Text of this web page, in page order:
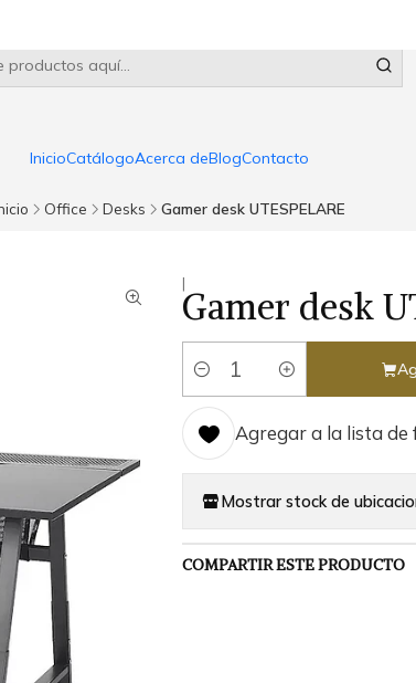
InicioCatálogoAcerca deBlogContacto
Office Desks Gamer desk UTESPELARE
|
Gamer desk
Cantidad
Agregar a la lista
Mostrar stock de
COMPARTIR ESTE PRODUCTO